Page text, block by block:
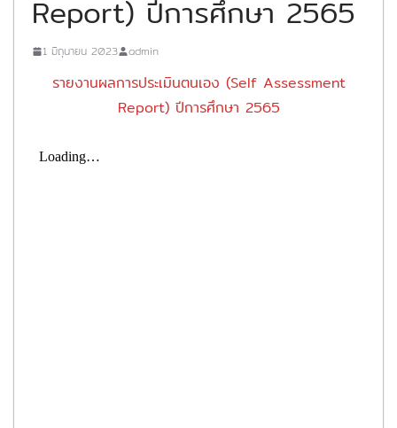
Report) ปีการศึกษา 2565
1 มิถุนายน 2023 admin
รายงานผลการประเมินตนเอง (Self Assessment
Report) ปีการศึกษา 2565